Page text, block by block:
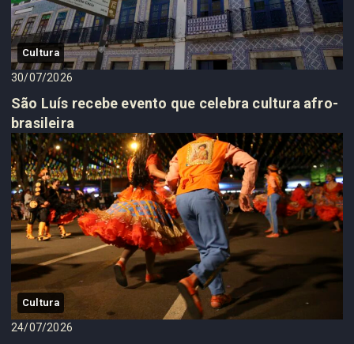
Cultura
30/07/2026
São Luís recebe evento que celebra cultura afro-
brasileira
Cultura
24/07/2026